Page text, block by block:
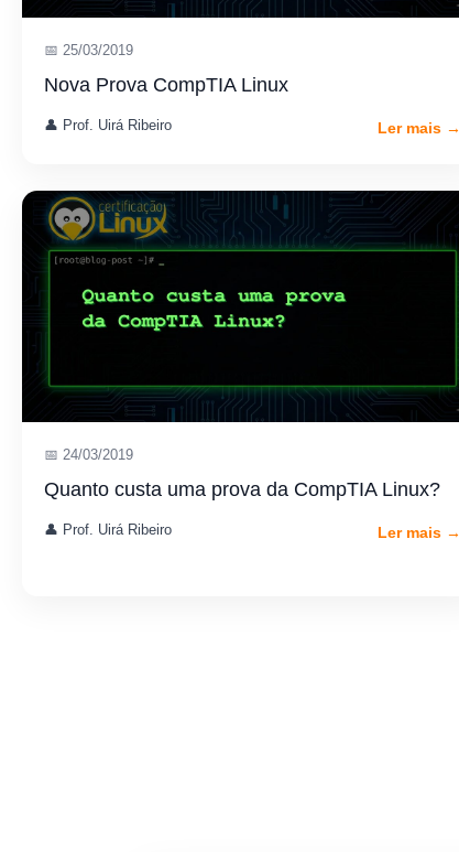
📅 25/03/2019
Nova Prova CompTIA Linux
👤 Prof. Uirá Ribeiro Ler mais →
📅 24/03/2019
Quanto custa uma prova da CompTIA Linux?
👤 Prof. Uirá Ribeiro Ler mais →